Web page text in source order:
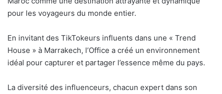
pour les voyageurs du monde entier.
En invitant des TikTokeurs influents dans une « Trend
House » à Marrakech, l’Office a créé un environnement
idéal pour capturer et partager l’essence même du pays.
La diversité des influenceurs, chacun expert dans son